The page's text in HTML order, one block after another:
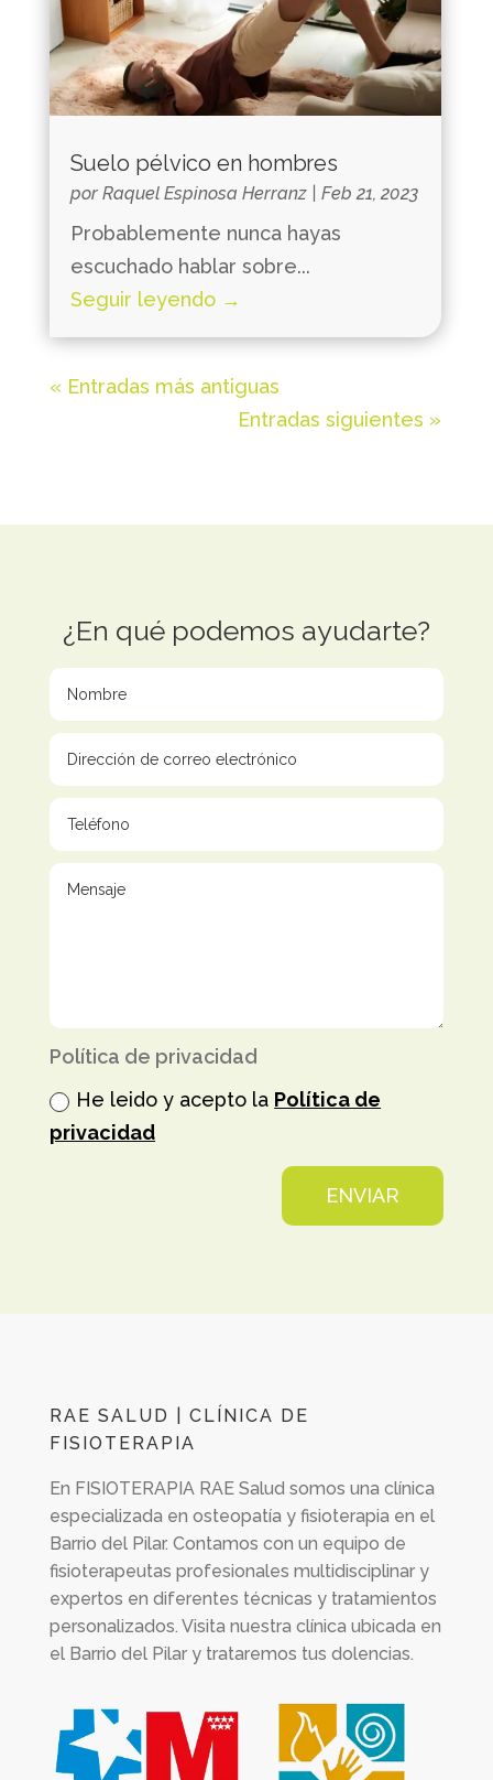
Suelo pélvico en hombres
por Raquel Espinosa Herranz| Feb 21, 2023
Probablemente nunca hayas
escuchado hablar sobre...
Seguir leyendo →
« Entradas más antiguas
Entradas siguientes »
¿En qué podemos ayudarte?
Política de privacidad
He leido y acepto la Política de
privacidad
ENVIAR
RAE SALUD | CLÍNICA DE
FISIOTERAPIA
En FISIOTERAPIA RAE Salud somos una clínica
especializada en osteopatía y fisioterapia en el
Barrio del Pilar. Contamos con un equipo de
fisioterapeutas profesionales multidisciplinar y
expertos en diferentes técnicas y tratamientos
personalizados. Visita nuestra clínica ubicada en
el Barrio del Pilar y trataremos tus dolencias.